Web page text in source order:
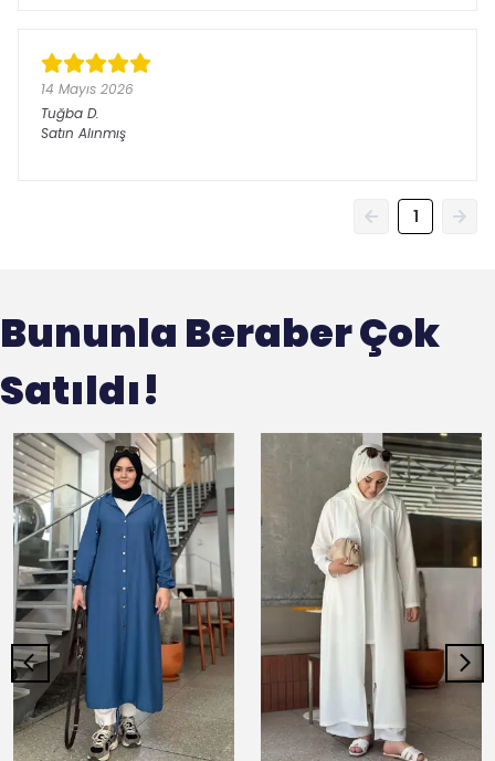
14 Mayıs 2026
Tuğba D.
Satın Alınmış
1
Bununla Beraber Çok
Satıldı!